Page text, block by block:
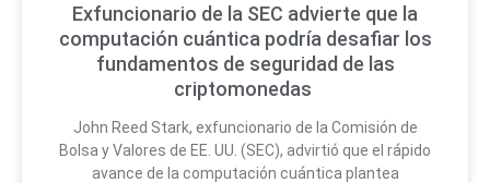
Exfuncionario de la SEC advierte que la
computación cuántica podría desafiar los
fundamentos de seguridad de las
criptomonedas
John Reed Stark, exfuncionario de la Comisión de
Bolsa y Valores de EE. UU. (SEC), advirtió que el rápido
avance de la computación cuántica plantea